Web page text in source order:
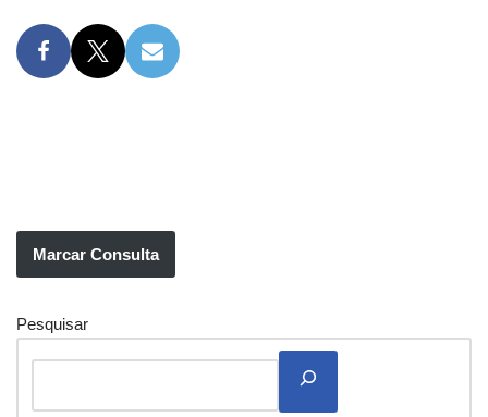
Marcar Consulta
Pesquisar